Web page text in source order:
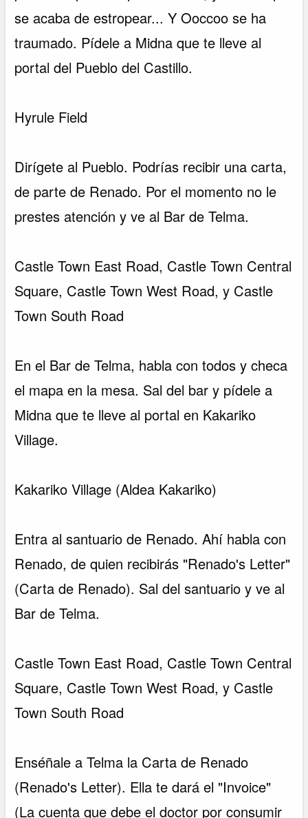
se acaba de estropear... Y Ooccoo se ha
traumado. Pídele a Midna que te lleve al
portal del Pueblo del Castillo.
Hyrule Field
Dirígete al Pueblo. Podrías recibir una carta,
de parte de Renado. Por el momento no le
prestes atención y ve al Bar de Telma.
Castle Town East Road, Castle Town Central
Square, Castle Town West Road, y Castle
Town South Road
En el Bar de Telma, habla con todos y checa
el mapa en la mesa. Sal del bar y pídele a
Midna que te lleve al portal en Kakariko
Village.
Kakariko Village (Aldea Kakariko)
Entra al santuario de Renado. Ahí habla con
Renado, de quien recibirás "Renado's Letter"
(Carta de Renado). Sal del santuario y ve al
Bar de Telma.
Castle Town East Road, Castle Town Central
Square, Castle Town West Road, y Castle
Town South Road
Enséñale a Telma la Carta de Renado
(Renado's Letter). Ella te dará el "Invoice"
(La cuenta que debe el doctor por consumir